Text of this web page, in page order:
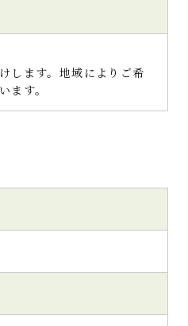
します。地域によりご希
ます。